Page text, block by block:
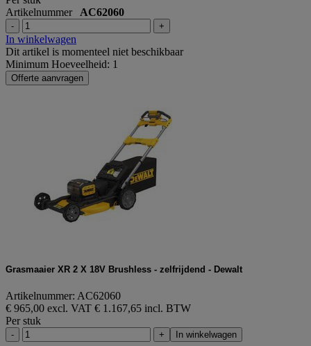
Artikelnummer AC62060
- +
In winkelwagen
Dit artikel is momenteel niet beschikbaar
Minimum Hoeveelheid: 1
Offerte aanvragen
Grasmaaier XR 2 X 18V Brushless - zelfrijdend - Dewalt
Artikelnummer: AC62060
€ 965,00 excl. VAT € 1.167,65 incl. BTW
Per stuk
- + In winkelwagen